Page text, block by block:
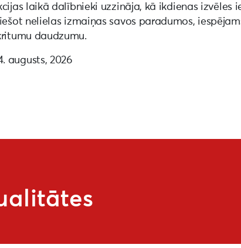
laikā dalībnieki uzzināja, kā ikdienas izvēles
nelielas izmaiņas savos paradumos,
daudzumu.
augusts, 2026